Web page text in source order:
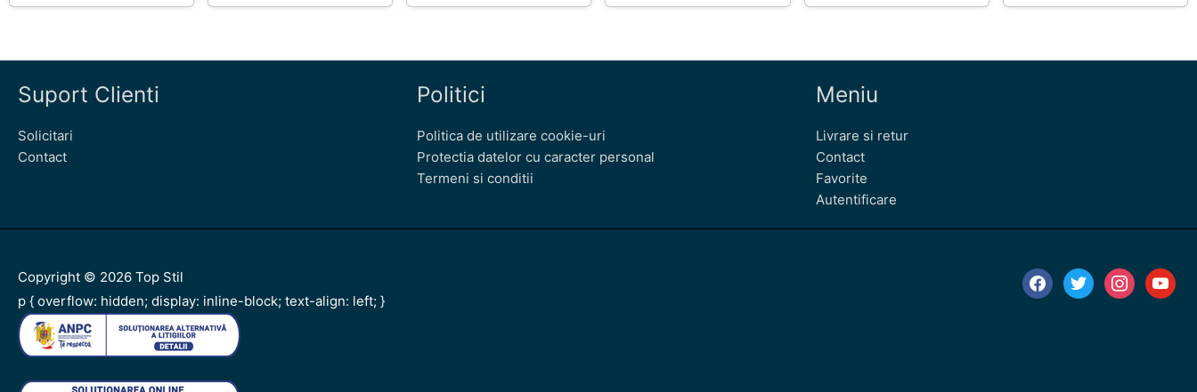
Suport Clienti
Solicitari
Contact
Politici
Politica de utilizare cookie-uri
Protectia datelor cu caracter personal
Termeni si conditii
Meniu
Livrare si retur
Contact
Favorite
Autentificare
Copyright © 2026 Top Stil
p { overflow: hidden; display: inline-block; text-align: left; }
facebooktwitter instagramyoutube